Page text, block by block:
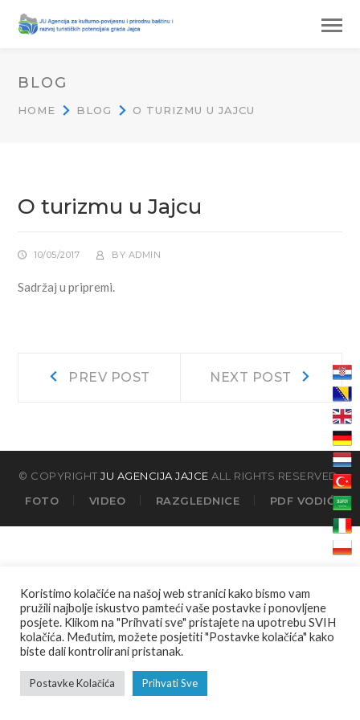
BLOG
HOME BLOG O TURIZMU U JAJCU
O turizmu u Jajcu
10/05/2017 BY ADMIN
Sadržaj u pripremi.
Navigacija
PREV POST NEXT POST
Next
post:
© COPYRIGHTJU AGENCIJA JAJCE ALL RIGHTS RESERVED.
FOTO
VIDEO RAZGLEDNICE PDF VODIĆ
Koristimo kolačiće na našoj web stranici kako bismo vam
pružili najbolje iskustvo pamteći vaše postavke i ponovljene
posjete. Klikom na "Prihvati sve" pristajete na upotrebu SVIH
kolačića. Međutim, možete posjetiti "Postavke kolačića" kako
biste dali kontrolirani pristanak.
Postavke Kolačića Prihvati Sve